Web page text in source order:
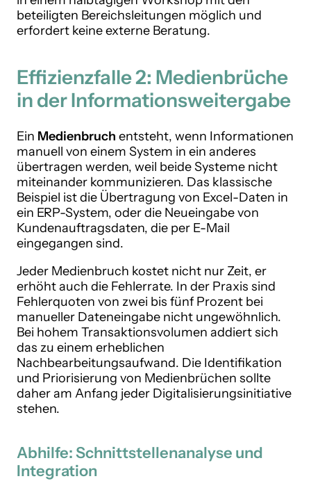
beteiligten Bereichsleitungen möglich und
erfordert keine externe Beratung.
Effizienzfalle 2: Medienbrüche
in der Informationsweitergabe
Ein Medienbruch entsteht, wenn Informationen
manuell von einem System in ein anderes
übertragen werden, weil beide Systeme nicht
miteinander kommunizieren. Das klassische
Beispiel ist die Übertragung von Excel-Daten in
ein ERP-System, oder die Neueingabe von
Kundenauftragsdaten, die per E-Mail
eingegangen sind.
Jeder Medienbruch kostet nicht nur Zeit, er
erhöht auch die Fehlerrate. In der Praxis sind
Fehlerquoten von zwei bis fünf Prozent bei
manueller Dateneingabe nicht ungewöhnlich.
Bei hohem Transaktionsvolumen addiert sich
das zu einem erheblichen
Nachbearbeitungsaufwand. Die Identifikation
und Priorisierung von Medienbrüchen sollte
daher am Anfang jeder Digitalisierungsinitiative
stehen.
Abhilfe: Schnittstellenanalyse und
Integration